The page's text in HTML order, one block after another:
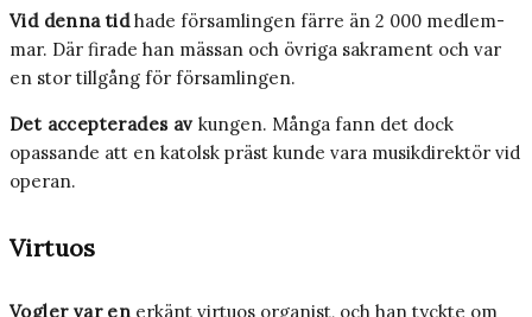
Vid denna tidhade församlingen färre än 2 000 medlem­
mar. Där firade han mässan och övriga sakra­ment och var
en stor tillgång för församlingen.
Det accepterades av kungen. Många fann det dock
opassande att en katolsk präst kunde vara musikdirektör vid
operan.
Virtuos
Vogler var en erkänt virtuos organist, och han tyckte om